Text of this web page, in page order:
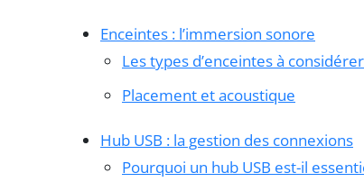
Enceintes : l’immersion sonore
Les types d’enceintes à considérer
Placement et acoustique
Hub USB : la gestion des connexions
Pourquoi un hub USB est-il